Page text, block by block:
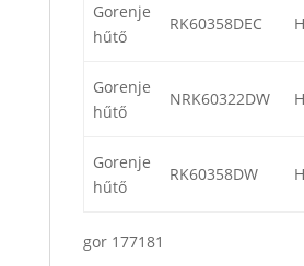
Gorenje
hűtő
RK60358DEC
Gorenje
hűtő
NRK60322DW
Gorenje
hűtő
RK60358DW
gor 177181